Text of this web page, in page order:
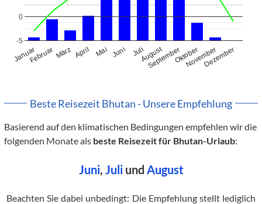
JanuarFebruar März April Mai Juni JuliAugust
SeptemberOktober
NovemberDezember
-5
0
Beste Reisezeit Bhutan - Unsere Empfehlung
Basierend auf den klimatischen Bedingungen empfehlen wir die
folgenden Monate als beste Reisezeit für Bhutan-Urlaub:
Juni, Juliund August
Beachten Sie dabei unbedingt: Die Empfehlung stellt lediglich